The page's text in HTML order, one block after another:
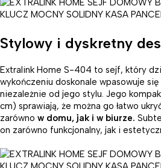
Stylowy i dyskretny
Extralink Home S-404 to sejf, który
wykończeniu doskonale wpasowuje
niezależnie od jego stylu. Jego
cm) sprawiają, że można go łatwo
zarówno w domu, jak i w biurze.
on zarówno funkcjonalny, jak i